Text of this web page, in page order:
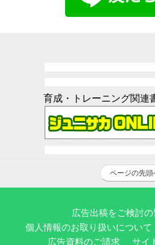
育成・トレーニング関連
ページの先頭
広告出稿をご検討
個人情報のお取り扱いについて
広告資料のご請求
サイ